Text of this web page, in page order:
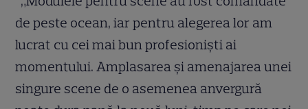
de peste ocean, iar pentru alegerea lor am
lucrat cu cei mai bun profesioniști ai
momentului. Amplasarea și amenajarea unei
singure scene de o asemenea anvergură